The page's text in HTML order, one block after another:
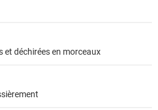
et déchirées en morceaux